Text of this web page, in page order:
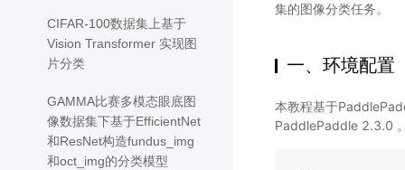
CIFAR-100数据集上基于
Vision Transformer 实现图
片分类
GAMMA比赛多模态眼底图
像数据集下基于EfficientNet
和ResNet构造fundus_img
和oct_img的分类模型
集的图像分类任务。
一、环境配置
本教程基于
PaddlePaddle 2.3.0